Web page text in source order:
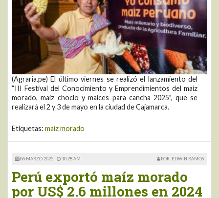
(Agraria.pe) El último viernes se realizó el lanzamiento del
“III Festival del Conocimiento y Emprendimientos del maíz
morado, maíz choclo y maíces para cancha 2025", que se
realizará el 2 y 3 de mayo en la ciudad de Cajamarca.
Etiquetas: maiz morado
06 MARZO 2025 | 10:28 AM POR: EDWIN RAMOS
Perú exportó maíz morado
por US$ 2.6 millones en 2024